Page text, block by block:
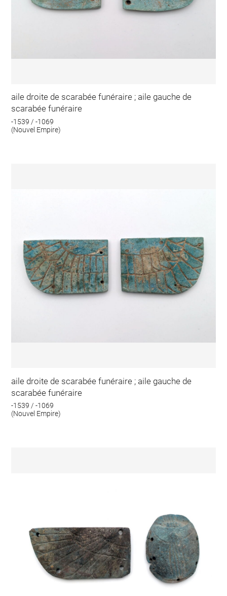
aile droite de scarabée funéraire ; aile gauche de
scarabée funéraire
-1539 / -1069
(Nouvel Empire)
aile droite de scarabée funéraire ; aile gauche de
scarabée funéraire
-1539 / -1069
(Nouvel Empire)